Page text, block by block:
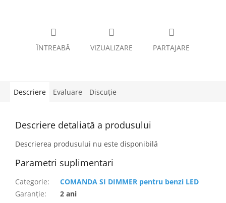
ÎNTREABĂ VIZUALIZARE PARTAJARE
Descriere Evaluare Discuţie
Descriere detaliată a produsului
Descrierea produsului nu este disponibilă
Parametri suplimentari
Categorie:
COMANDA SI DIMMER pentru benzi LED
Garanţie:
2 ani